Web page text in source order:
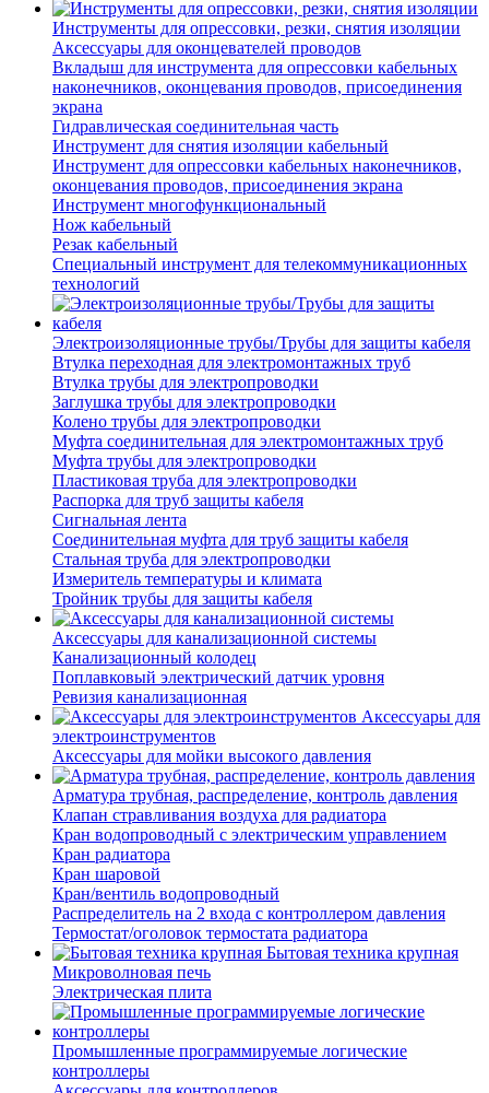
Инструменты для опрессовки, резки, снятия изоляции
Аксессуары для оконцевателей проводов
Вкладыш для инструмента для опрессовки кабельных
наконечников, оконцевания проводов, присоединения
экрана
Гидравлическая соединительная часть
Инструмент для снятия изоляции кабельный
Инструмент для опрессовки кабельных наконечников,
оконцевания проводов, присоединения экрана
Инструмент многофункциональный
Нож кабельный
Резак кабельный
Специальный инструмент для телекоммуникационных
технологий
Электроизоляционные трубы/Трубы для защиты кабеля
Втулка переходная для электромонтажных труб
Втулка трубы для электропроводки
Заглушка трубы для электропроводки
Колено трубы для электропроводки
Муфта соединительная для электромонтажных труб
Муфта трубы для электропроводки
Пластиковая труба для электропроводки
Распорка для труб защиты кабеля
Сигнальная лента
Соединительная муфта для труб защиты кабеля
Стальная труба для электропроводки
Измеритель температуры и климата
Тройник трубы для защиты кабеля
Аксессуары для канализационной системы
Канализационный колодец
Поплавковый электрический датчик уровня
Ревизия канализационная
Аксессуары для
электроинструментов
Аксессуары для мойки высокого давления
Арматура трубная, распределение, контроль давления
Клапан стравливания воздуха для радиатора
Кран водопроводный с электрическим управлением
Кран радиатора
Кран шаровой
Кран/вентиль водопроводный
Распределитель на 2 входа с контроллером давления
Термостат/оголовок термостата радиатора
Бытовая техника крупная
Микроволновая печь
Электрическая плита
Промышленные программируемые логические
контроллеры